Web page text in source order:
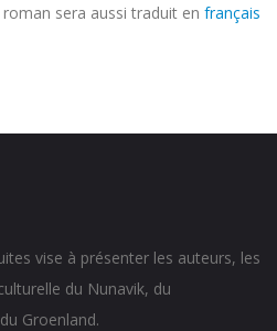
sera aussi traduit en français
vise à présenter les auteurs, les
du Nunavik, du
Groenland.